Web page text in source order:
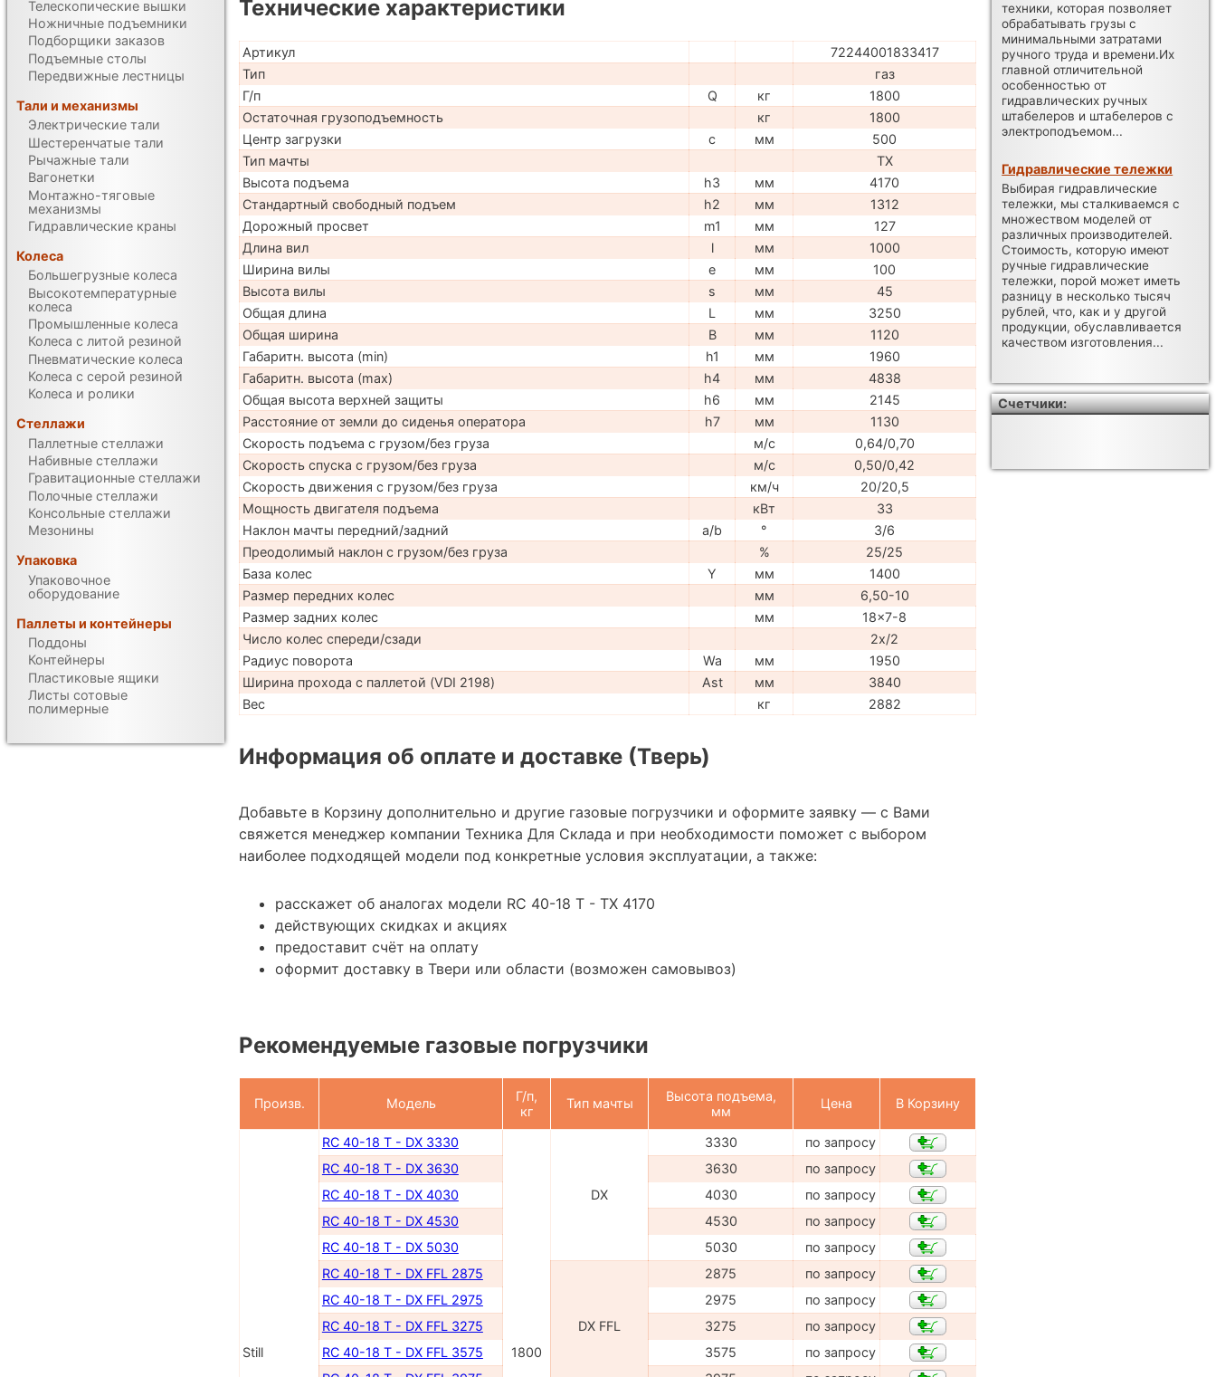
Технические характеристики
Артикул
72244001833417
Тип
газ
Г/п
Q кг
1800
Остаточная грузоподъемность
кг
1800
Центр загрузки
c мм
500
Тип мачты
TX
Высота подъема
h3 мм
4170
Стандартный свободный подъем
h2 мм
1312
Дорожный просвет
m1 мм
127
Длина вил
l мм
1000
Ширина вилы
e мм
100
Высота вилы
s мм
45
Общая длина
L мм
3250
Общая ширина
B мм
1120
Габаритн. высота (min)
h1 мм
1960
Габаритн. высота (max)
h4 мм
4838
Общая высота верхней защиты
h6 мм
2145
Расстояние от земли до сиденья оператора
h7 мм
1130
Скорость подъема с грузом/без груза
м/с
0,64/0,70
Скорость спуска с грузом/без груза
м/с
0,50/0,42
Скорость движения с грузом/без груза
км/ч
20/20,5
Мощность двигателя подъема
кВт
33
Наклон мачты передний/задний
a/b °
3/6
Преодолимый наклон с грузом/без груза
%
25/25
База колес
Y мм
1400
Размер передних колес
мм
6,50-10
Размер задних колес
мм
18x7-8
Число колес спереди/сзади
2x/2
Радиус поворота
Wa мм
1950
Ширина прохода с паллетой (VDI 2198)
Ast мм
3840
Вес
кг 2882
Информация об оплате и доставке (Тверь)
Добавьте в Корзину дополнительно и другие газовые погрузчики и оформите заявку — с Вами
свяжется менеджер компании Техника Для Склада и при необходимости поможет с выбором
наиболее подходящей модели под конкретные условия эксплуатации, а также:
расскажет об аналогах модели RC 40-18 T - TX 4170
действующих скидках и акциях
предоставит счёт на оплату
оформит доставку в Твери или области (возможен самовывоз)
Рекомендуемые газовые погрузчики
Произв. Модель
Г/п,
кг
Тип мачты
Высота подъема,
мм
Цена В Корзину
Still
RC 40-18 T - DX 3330
1800
DX
3330
по запросу
RC 40-18 T - DX 3630
3630
по запросу
RC 40-18 T - DX 4030
4030
по запросу
RC 40-18 T - DX 4530
4530
по запросу
RC 40-18 T - DX 5030
5030
по запросу
RC 40-18 T - DX FFL 2875
DX FFL
2875
по запросу
RC 40-18 T - DX FFL 2975
2975
по запросу
RC 40-18 T - DX FFL 3275
3275
по запросу
RC 40-18 T - DX FFL 3575
3575
по запросу
Телескопические вышки
Ножничные подъемники
Подборщики заказов
Подъемные столы
Передвижные лестницы
Тали и механизмы
Электрические тали
Шестеренчатые тали
Рычажные тали
Вагонетки
Монтажно-тяговые
механизмы
Гидравлические краны
Колеса
Большегрузные колеса
Высокотемпературные
колеса
Промышленные колеса
Колеса с литой резиной
Пневматические колеса
Колеса с серой резиной
Колеса и ролики
Стеллажи
Паллетные стеллажи
Набивные стеллажи
Гравитационные стеллажи
Полочные стеллажи
Консольные стеллажи
Мезонины
Упаковка
Упаковочное
оборудование
Паллеты и контейнеры
Поддоны
Контейнеры
Пластиковые ящики
Листы сотовые
полимерные
техники, которая позволяет
обрабатывать грузы с
минимальными затратами
ручного труда и времени.Их
главной отличительной
особенностью от
гидравлических ручных
штабелеров и штабелеров с
электроподъемом...
Гидравлические тележки
Выбирая гидравлические
тележки, мы сталкиваемся с
множеством моделей от
различных производителей.
Стоимость, которую имеют
ручные гидравлические
тележки, порой может иметь
разницу в несколько тысяч
рублей, что, как и у другой
продукции, обуславливается
качеством изготовления...
Счетчики: